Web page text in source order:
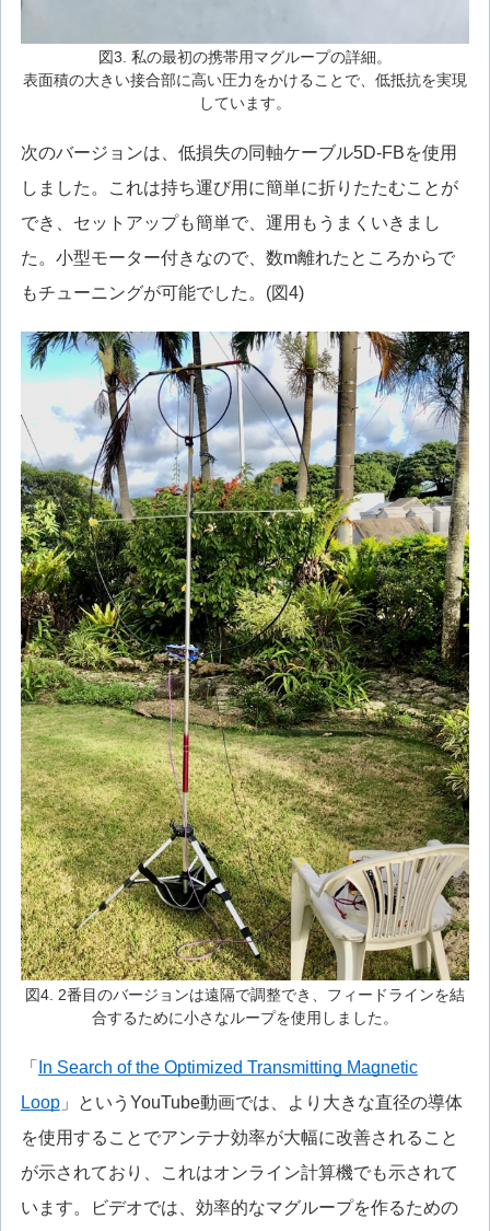
図3. 私の最初の携帯用マグループの詳細。
表面積の大きい接合部に高い圧力をかけることで、低抵抗を実現
しています。
次のバージョンは、低損失の同軸ケーブル5D-FBを使用
しました。これは持ち運び用に簡単に折りたたむことが
でき、セットアップも簡単で、運用もうまくいきまし
た。小型モーター付きなので、数m離れたところからで
もチューニングが可能でした。(図4)
図4. 2番目のバージョンは遠隔で調整でき、フィードラインを結
合するために小さなループを使用しました。
「
In Search of the Optimized Transmitting Magnetic
Loop」というYouTube動画では、より大きな直径の導体
を使用することでアンテナ効率が大幅に改善されること
が示されており、これはオンライン計算機でも示されて
います。ビデオでは、効率的なマグループを作るための